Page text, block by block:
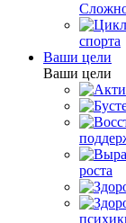
спорта
Ваши цели
Ваши цели
роста